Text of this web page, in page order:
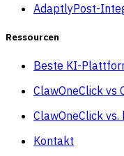
AdaptlyPost-
Ressourcen
Beste KI-
ClawOneClick vs
ClawOneClick
Kontakt